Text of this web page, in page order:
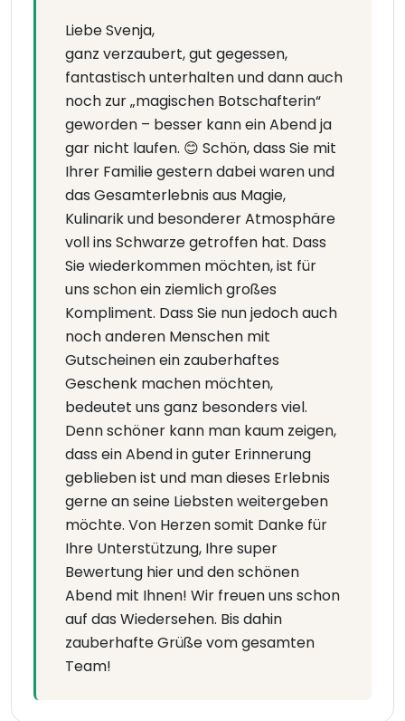
Liebe Svenja,
ganz verzaubert, gut gegessen,
fantastisch unterhalten und dann auch
noch zur „magischen Botschafterin“
geworden – besser kann ein Abend ja
gar nicht laufen. 😊 Schön, dass Sie mit
Ihrer Familie gestern dabei waren und
das Gesamterlebnis aus Magie,
Kulinarik und besonderer Atmosphäre
voll ins Schwarze getroffen hat. Dass
Sie wiederkommen möchten, ist für
uns schon ein ziemlich großes
Kompliment. Dass Sie nun jedoch auch
noch anderen Menschen mit
Gutscheinen ein zauberhaftes
Geschenk machen möchten,
bedeutet uns ganz besonders viel.
Denn schöner kann man kaum zeigen,
dass ein Abend in guter Erinnerung
geblieben ist und man dieses Erlebnis
gerne an seine Liebsten weitergeben
möchte. Von Herzen somit Danke für
Ihre Unterstützung, Ihre super
Bewertung hier und den schönen
Abend mit Ihnen! Wir freuen uns schon
auf das Wiedersehen. Bis dahin
zauberhafte Grüße vom gesamten
Team!